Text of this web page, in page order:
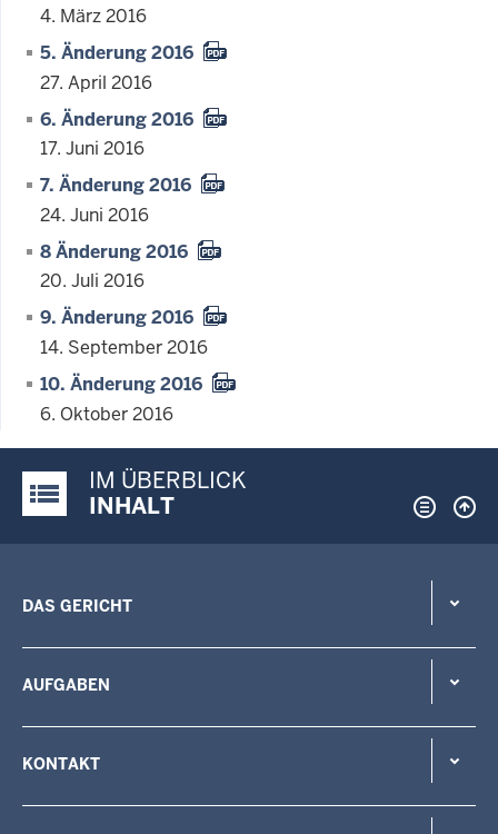
4. März 2016
5. Änderung 2016
27. April 2016
6. Änderung 2016
17. Juni 2016
7. Änderung 2016
24. Juni 2016
8 Änderung 2016
20. Juli 2016
9. Änderung 2016
14. September 2016
10. Änderung 2016
6. Oktober 2016
Justiz-Portal im Überblick:
IM ÜBERBLICK
INHALT
DAS GERICHT
AUFGABEN
KONTAKT